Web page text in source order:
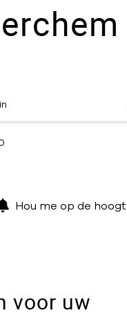
Hou me op de
voor uw